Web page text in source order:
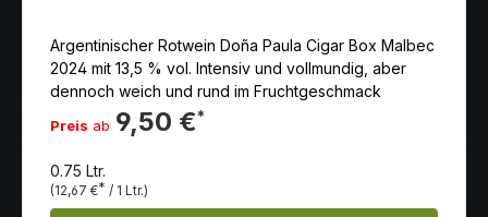
Argentinischer Rotwein Doña Paula Cigar Box Malbec
2024 mit 13,5 % vol. Intensiv und vollmundig, aber
dennoch weich und rund im Fruchtgeschmack
Preis ab 9,50 €*
0.75 Ltr.
(12,67 €* / 1 Ltr.)